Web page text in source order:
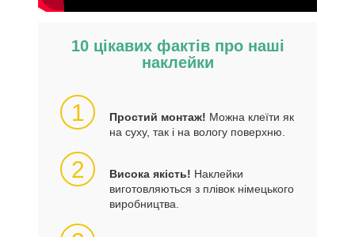
10 цікавих фактів про наші
наклейки
1 Простий монтаж! Можна клеїти як
на суху, так і на вологу поверхню.
2 Висока якість! Наклейки
виготовляються з плівок німецького
виробництва.